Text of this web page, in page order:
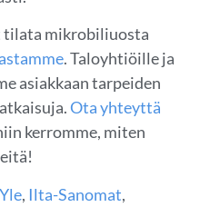
tilata mikrobiliuosta
. Taloyhtiöille ja
asiakkaan tarpeiden
Ota yhteyttä
kerromme, miten
Yle, Ilta-Sanomat,